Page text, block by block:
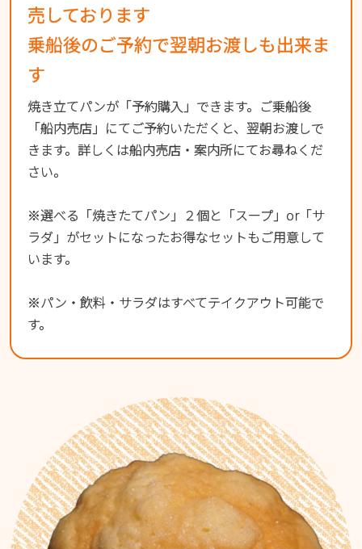
売しております
乗船後のご予約で翌朝お渡しも出来ま
す
焼き立てパンが「予約購入」できます。ご乗船後
「船内売店」にてご予約いただくと、翌朝お渡しで
きます。詳しくは船内売店・案内所にてお尋ねくだ
さい。
※選べる「焼きたてパン」２個と「スープ」or「サ
ラダ」がセットになったお得なセットもご用意して
います。
※パン・飲料・サラダはすべてテイクアウト可能で
す。